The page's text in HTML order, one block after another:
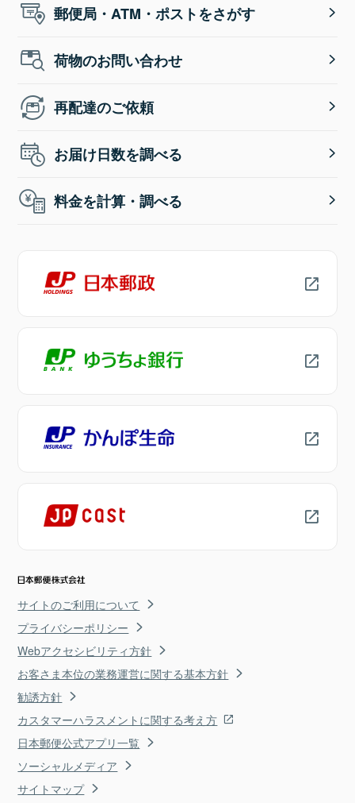
郵便局・ATM・ポストをさがす
荷物のお問い合わせ
再配達のご依頼
お届け日数を調べる
料金を計算・調べる
サイトのご利用について
プライバシーポリシー
Webアクセシビリティ方針
お客さま本位の業務運営に関する基本方針
勧誘方針
カスタマーハラスメントに関する考え方
日本郵便公式アプリ一覧
ソーシャルメディア
サイトマップ